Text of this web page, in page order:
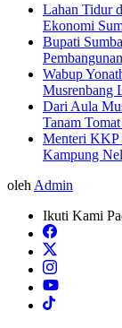
Lahan Tidur
Ekonomi
Bupati
Wabup
Musrenbang
Dari Aula
Tanam
Menteri KKP
Kampung
oleh Admin
Ikuti Kami